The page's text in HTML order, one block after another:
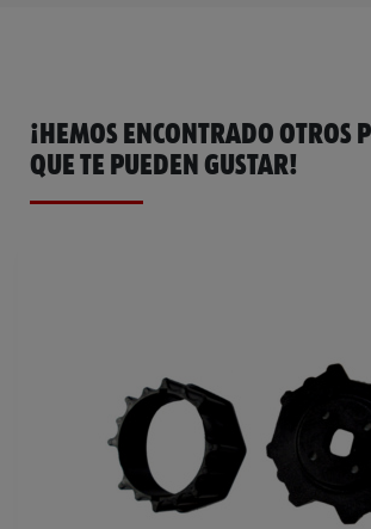
¡HEMOS ENCONTRADO OTROS
QUE TE PUEDEN GUSTAR!